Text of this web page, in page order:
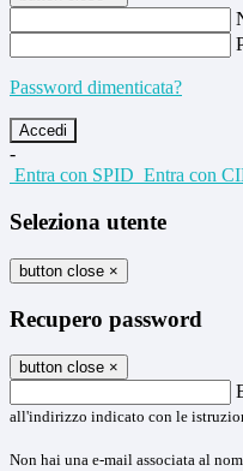
Password dimenticata?
-
Entra con SPID Entra con
Seleziona utente
button close ×
Recupero password
button close ×
all'indirizzo indicato con le
Non hai una e-mail associata al